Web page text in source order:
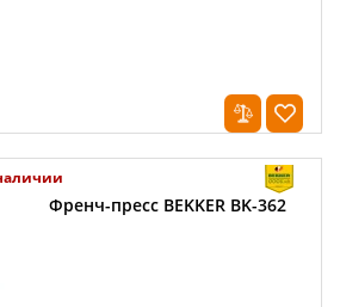
Френч-пресс BEKKER BK-362